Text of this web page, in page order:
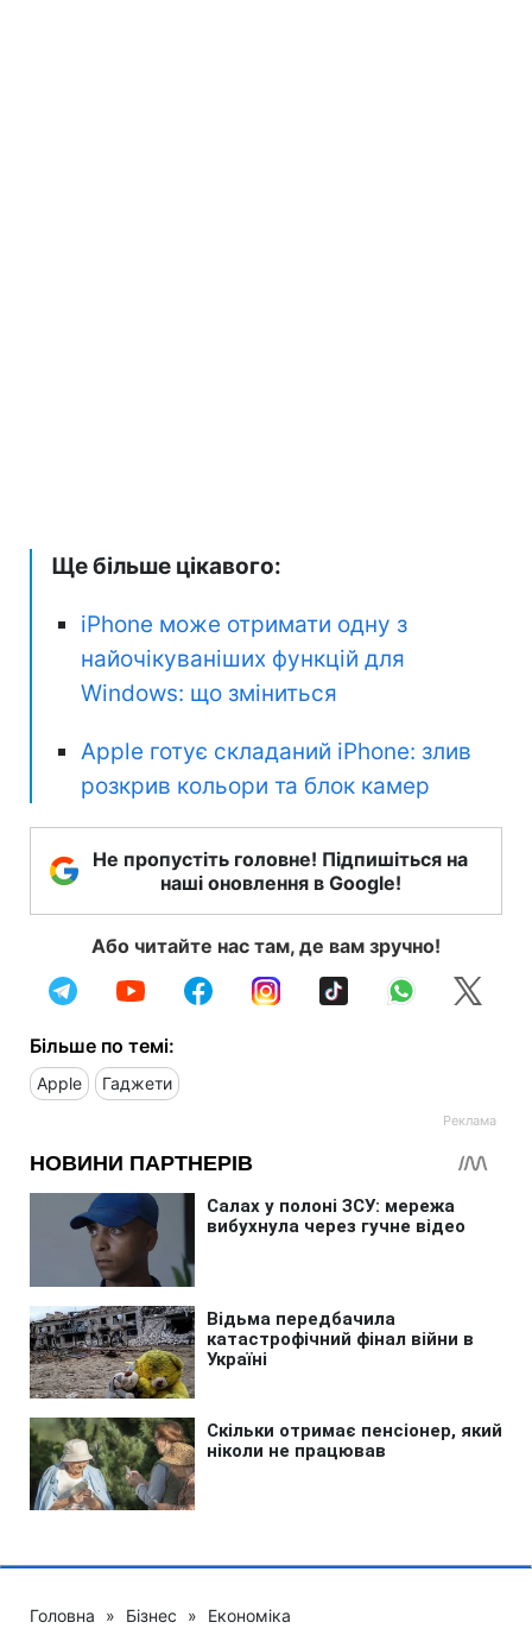
Ще більше цікавого:
iPhone може отримати одну з
найочікуваніших функцій для
Windows: що зміниться
Apple готує складаний iPhone: злив
розкрив кольори та блок камер
Не пропустіть головне! Підпишіться на
наші оновлення в Google!
Або читайте нас там, де вам зручно!
Більше по темі:
Apple Гаджети
Головна » Бізнес » Економіка